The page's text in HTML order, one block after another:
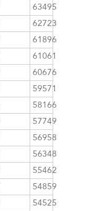
63495
62723
61896
61061
60676
59571
58166
57749
56958
56348
55462
54859
54525